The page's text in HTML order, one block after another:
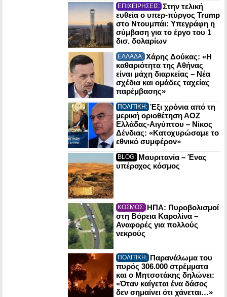
ΕΠΙΧΕΙΡΗΣΕΙΣ: Στην τελική
ευθεία ο υπερ-πύργος Trump
στο Ντουμπάι: Υπεγράφη η
σύμβαση για το έργο του 1
δισ. δολαρίων
ΕΛΛΑΔΑ: Χάρης Δούκας: «Η
καθαριότητα της Αθήνας
είναι μάχη διαρκείας – Νέα
σχέδια και ομάδες ταχείας
παρέμβασης»
ΠΟΛΙΤΙΚΗ: Έξι χρόνια από τη
μερική οριοθέτηση ΑΟΖ
Ελλάδας-Αιγύπτου – Νίκος
Δένδιας: «Κατοχυρώσαμε το
εθνικό συμφέρον»
BLOG: Μαυριτανία – Ένας
υπέροχος κόσμος
ΚΟΣΜΟΣ: ΗΠΑ: Πυροβολισμοί
στη Βόρεια Καρολίνα –
Αναφορές για πολλούς
νεκρούς
ΠΟΛΙΤΙΚΗ: Παρανάλωμα του
πυρός 306.000 στρέμματα
και ο Μητσοτάκης δηλώνει:
«Όταν καίγεται ένα δάσος
δεν σημαίνει ότι χάνεται…»